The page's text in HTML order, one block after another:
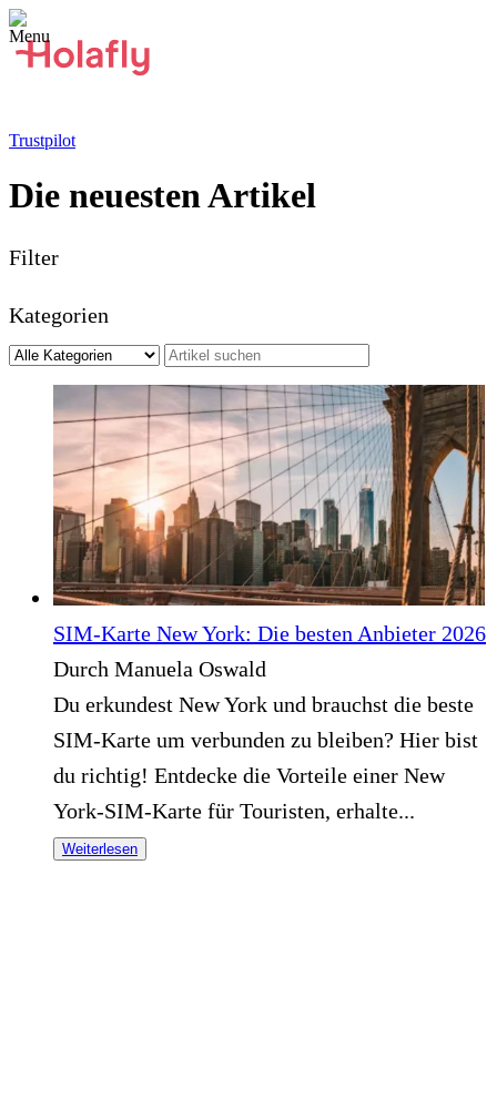
Trustpilot
Die neuesten Artikel
Filter
Kategorien
SIM-Karte New York: Die besten Anbieter 2026
Durch Manuela Oswald
Du erkundest New York und brauchst die beste
SIM-Karte um verbunden zu bleiben? Hier bist
du richtig! Entdecke die Vorteile einer New
York-SIM-Karte für Touristen, erhalte...
Weiterlesen